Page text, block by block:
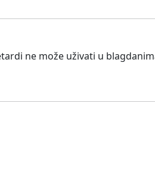
ne može uživati u